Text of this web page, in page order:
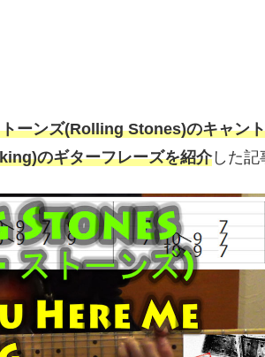
ーンズ(Rolling Stones)のキャン
のギターフレーズを紹介した記